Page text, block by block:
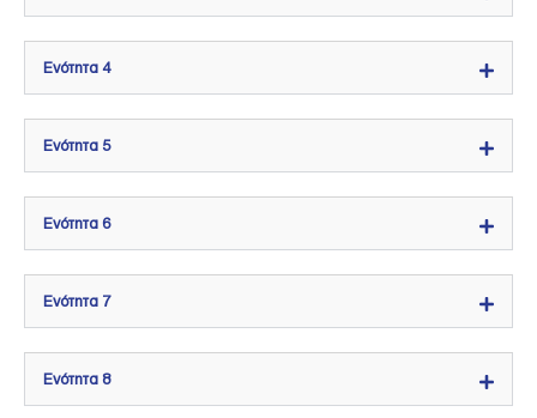
Ενότητα 4
Ενότητα 5
Ενότητα 6
Ενότητα 7
Ενότητα 8